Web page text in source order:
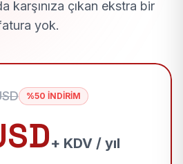
karşınıza çıkan ekstra bir
yok.
%50 İNDİRİM
+ KDV / yıl